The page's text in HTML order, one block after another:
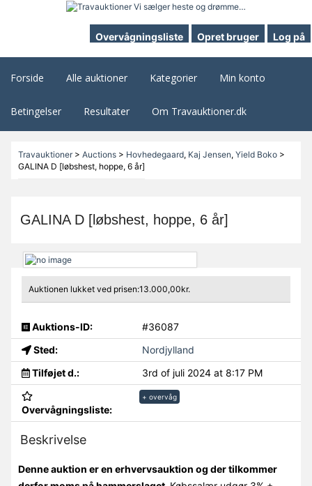
Overvågningsliste Opret bruger Log på
Forside Alle auktioner Kategorier Min konto
Betingelser Resultater Om Travauktioner.dk
Travauktioner> Auctions> Hovhedegaard, Kaj Jensen, Yield Boko>
GALINA D [løbshest, hoppe, 6 år]
GALINA D [løbshest, hoppe, 6 år]
Auktionen lukket ved prisen:13.000,00kr.
Auktions-ID:
#36087
Sted:
Nordjylland
Tilføjet d.:
3rd of juli 2024 at 8:17 PM
Overvågningsliste:
+ overvåg
Beskrivelse
Denne auktion er en erhvervsauktion og der tilkommer